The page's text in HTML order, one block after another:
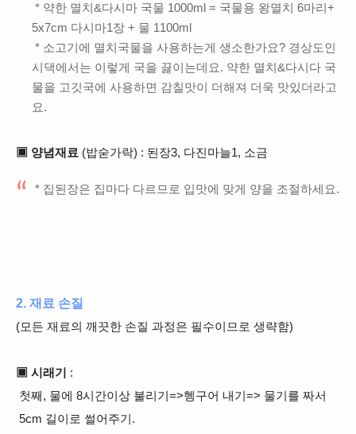
* 약한 멸치&다시마 국물 1000ml = 국물용 왕멸치 6마리+
5x7cm 다시마1장 + 물 1100ml
* 소고기에 멸치국물을 사용하는게 생소한가요? 경상도인
시댁에서는 이렇게 국을 끓이는데요. 약한 멸치&다시다 국
물을 고깃국에 사용하면 감칠맛이 더해져 더욱 맛있더라고
요.
▣ 양념재료 (밥숟가락) : 된장3, 다진마늘1, 소금
* 집된장은 집마다 다르므로 입맛에 맞게 양을 조절하세요.
2. 재료 손질
(모든 재료의 깨끗한 손질 과정은 필수이므로 생략함)
▣ 시래기 :
첫째, 물에 8시간이상 불리기=>헹구어 내기=> 물기를 짜서
5cm 길이로 썰어주기.